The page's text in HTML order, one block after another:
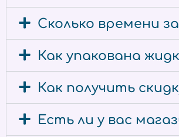
Сколько времени
Как упакована
Как получить
Есть ли у вас